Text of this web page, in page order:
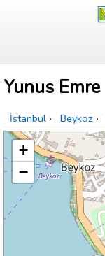
Yunus
İstanbul › Beykoz ›
+
−